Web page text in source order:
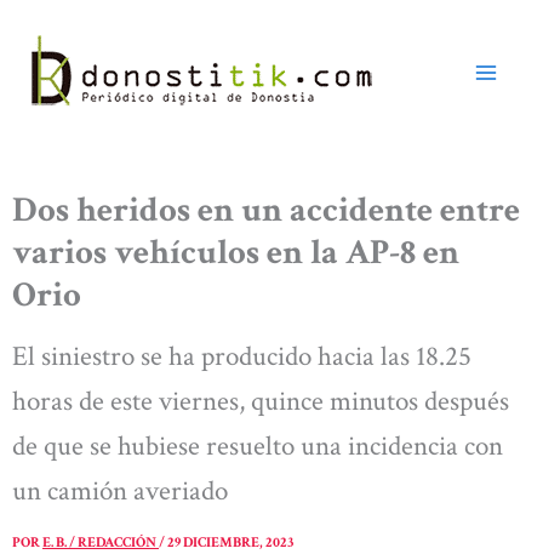
contenido
Dos heridos en un accidente entre
varios vehículos en la AP-8 en
Orio
El siniestro se ha producido hacia las 18.25
horas de este viernes, quince minutos después
de que se hubiese resuelto una incidencia con
un camión averiado
PORE. B. / REDACCIÓN/29 DICIEMBRE, 2023